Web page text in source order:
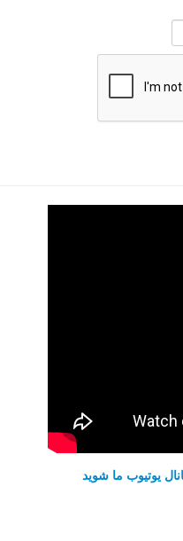
یوتیوب ما شوید